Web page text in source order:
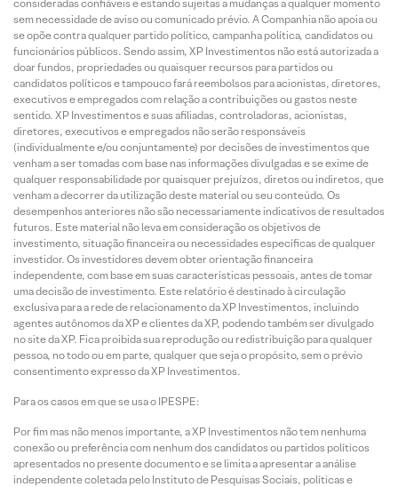
consideradas confiáveis e estando sujeitas a mudanças a qualquer momento
sem necessidade de aviso ou comunicado prévio. A Companhia não apoia ou
se opõe contra qualquer partido político, campanha política, candidatos ou
funcionários públicos. Sendo assim, XP Investimentos não está autorizada a
doar fundos, propriedades ou quaisquer recursos para partidos ou
candidatos políticos e tampouco fará reembolsos para acionistas, diretores,
executivos e empregados com relação a contribuições ou gastos neste
sentido. XP Investimentos e suas afiliadas, controladoras, acionistas,
diretores, executivos e empregados não serão responsáveis
(individualmente e/ou conjuntamente) por decisões de investimentos que
venham a ser tomadas com base nas informações divulgadas e se exime de
qualquer responsabilidade por quaisquer prejuízos, diretos ou indiretos, que
venham a decorrer da utilização deste material ou seu conteúdo. Os
desempenhos anteriores não são necessariamente indicativos de resultados
futuros. Este material não leva em consideração os objetivos de
investimento, situação financeira ou necessidades específicas de qualquer
investidor. Os investidores devem obter orientação financeira
independente, com base em suas características pessoais, antes de tomar
uma decisão de investimento. Este relatório é destinado à circulação
exclusiva para a rede de relacionamento da XP Investimentos, incluindo
agentes autônomos da XP e clientes da XP, podendo também ser divulgado
no site da XP. Fica proibida sua reprodução ou redistribuição para qualquer
pessoa, no todo ou em parte, qualquer que seja o propósito, sem o prévio
consentimento expresso da XP Investimentos.
Para os casos em que se usa o IPESPE:
Por fim mas não menos importante, a XP Investimentos não tem nenhuma
conexão ou preferência com nenhum dos candidatos ou partidos políticos
apresentados no presente documento e se limita a apresentar a análise
independente coletada pelo Instituto de Pesquisas Sociais, políticas e